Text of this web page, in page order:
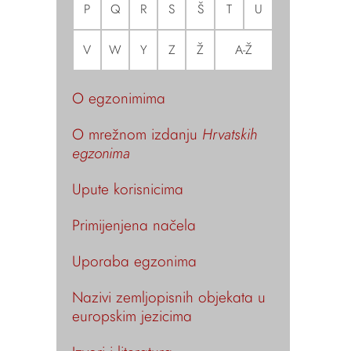
P Q R S Š T U
V W Y Z Ž A-Ž
O egzonimima
O mrežnom izdanju Hrvatskih
egzonima
Upute korisnicima
Primijenjena načela
Uporaba egzonima
Nazivi zemljopisnih objekata u
europskim jezicima